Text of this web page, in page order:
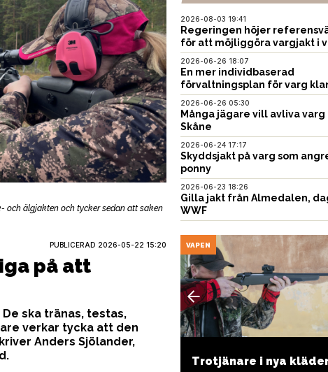
och älgjakten och tycker sedan att saken
PUBLICERAD 2026-05-22 15:20
på att
ska tränas, testas,
verkar tycka att den
Anders Sjölander,
2026-08-03 19:41
Regeringen höjer
för att möjliggöra vargjakt i
2026-06-26 18:07
En mer individbaserad
förvaltningsplan för varg
2026-06-26 05:30
Många jägare vill avliva varg
Skåne
2026-06-24 17:17
Skyddsjakt på varg som
ponny
2026-06-23 18:26
Gilla jakt från Almedalen,
WWF
Test av
VAPEN
Trotjänare i nya